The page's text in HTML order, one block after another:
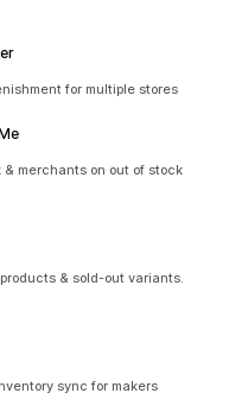
for multiple stores
& merchants on out of stock
& sold-out variants.
sync for makers